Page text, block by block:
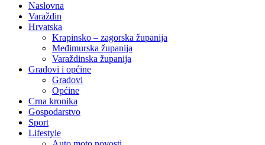
Naslovna
Varaždin
Hrvatska
Krapinsko – zagorska županija
Međimurska županija
Varaždinska županija
Gradovi i općine
Gradovi
Općine
Crna kronika
Gospodarstvo
Sport
Lifestyle